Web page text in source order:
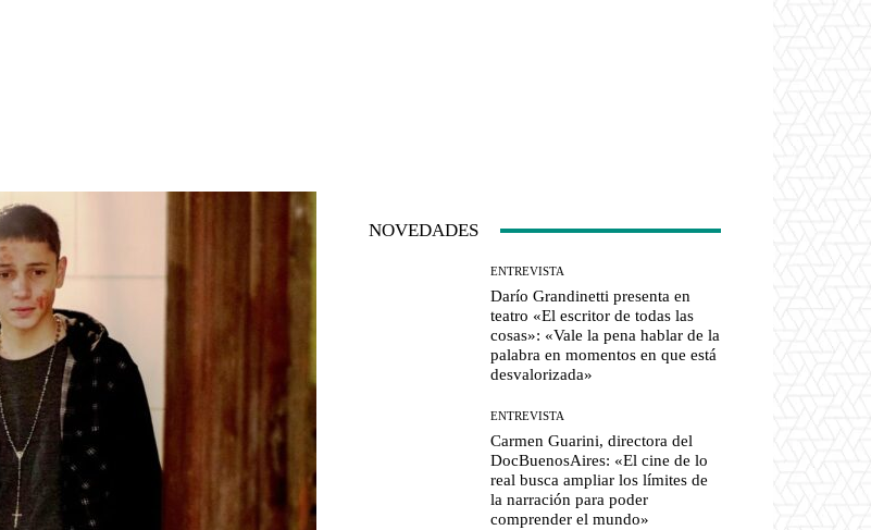
NOVEDADES
ENTREVISTA
Darío Grandinetti presenta en
teatro «El escritor de todas las
cosas»: «Vale la pena hablar de la
palabra en momentos en que está
desvalorizada»
ENTREVISTA
Carmen Guarini, directora del
DocBuenosAires: «El cine de lo
real busca ampliar los límites de
la narración para poder
comprender el mundo»